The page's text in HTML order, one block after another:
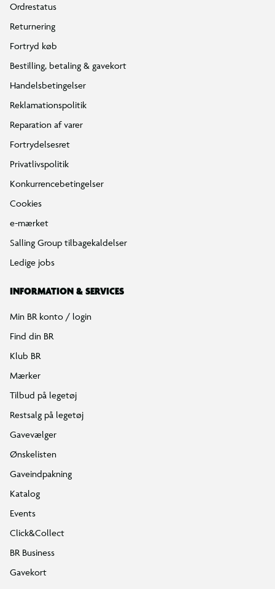
Ordrestatus
Returnering
Fortryd køb
Bestilling, betaling & gavekort
Handelsbetingelser
Reklamationspolitik
Reparation af varer
Fortrydelsesret
Privatlivspolitik
Konkurrencebetingelser
Cookies
e-mærket
Salling Group tilbagekaldelser
Ledige jobs
INFORMATION & SERVICES
Min BR konto / login
Find din BR
Klub BR
Mærker
Tilbud på legetøj
Restsalg på legetøj
Gavevælger
Ønskelisten
Gaveindpakning
Katalog
Events
Click&Collect
BR Business
Gavekort